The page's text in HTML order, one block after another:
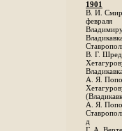
1901
В. И.
февраля
В. Г.
А. Я.
А. Я.
д